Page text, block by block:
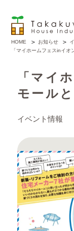
HOME お知らせ
「マイ
モール
イベント情報